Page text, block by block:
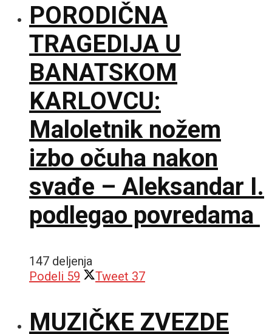
PORODIČNA
TRAGEDIJA U
BANATSKOM
KARLOVCU:
Maloletnik nožem
izbo očuha nakon
svađe – Aleksandar I.
podlegao povredama
147 deljenja
Podeli 59 Tweet 37
MUZIČKE ZVEZDE